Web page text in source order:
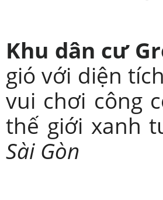
Khu dân cư
gió với diện
vui chơi công
thế giới xanh
Sài Gòn